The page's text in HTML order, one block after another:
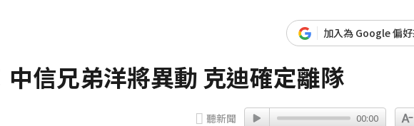
費講座報名中！搶先卡位 2027
大小事！
加入為 Google 偏
信兄弟洋將異動 克迪確定離隊
聽新聞 00:00